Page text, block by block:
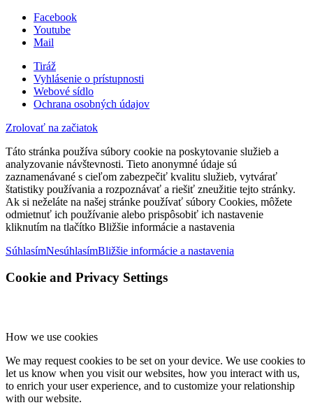
Facebook
Youtube
Mail
Tiráž
Vyhlásenie o prístupnosti
Webové sídlo
Ochrana osobných údajov
Zrolovať na začiatok
Táto stránka používa súbory cookie na poskytovanie služieb a
analyzovanie návštevnosti. Tieto anonymné údaje sú
zaznamenávané s cieľom zabezpečiť kvalitu služieb, vytvárať
štatistiky používania a rozpoznávať a riešiť zneužitie tejto stránky.
Ak si neželáte na našej stránke používať súbory Cookies, môžete
odmietnuť ich používanie alebo prispôsobiť ich nastavenie
kliknutím na tlačítko Bližšie informácie a nastavenia
SúhlasímNesúhlasímBližšie informácie a nastavenia
Cookie and Privacy Settings
How we use cookies
We may request cookies to be set on your device. We use cookies to
let us know when you visit our websites, how you interact with us,
to enrich your user experience, and to customize your relationship
with our website.